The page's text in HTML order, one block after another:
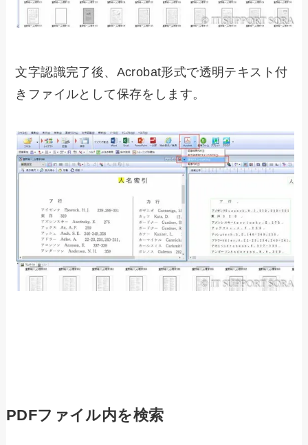
文字認識完了後、Acrobat形式で透明テキスト付
きファイルとして保存をします。
PDFファイル内を検索